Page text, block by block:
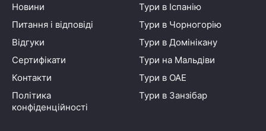
Новини
Питання і відповіді
Відгуки
Сертифікати
Контакти
Політика
конфіденційності
Тури в Іспанію
Тури в Чорногорію
Тури в Домінікану
Тури на Мальдіви
Тури в ОАЕ
Тури в Занзібар